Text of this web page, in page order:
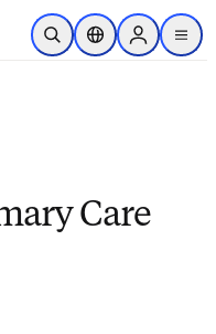
Passer au contenu principal
Ouvrir la recherche
Sélecteur de
Sign in to
menu
Care